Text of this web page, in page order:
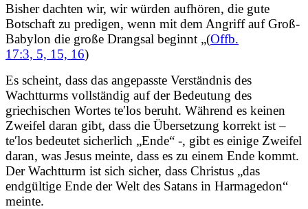
Bisher dachten wir, wir würden aufhören, die gute
Botschaft zu predigen, wenn mit dem Angriff auf Groß-
Babylon die große Drangsal beginnt „(Offb.
17:3, 5, 15, 16)
Es scheint, dass das angepasste Verständnis des
Wachtturms vollständig auf der Bedeutung des
griechischen Wortes teʹlos beruht. Während es keinen
Zweifel daran gibt, dass die Übersetzung korrekt ist –
teʹlos bedeutet sicherlich „Ende“ -, gibt es einige Zweifel
daran, was Jesus meinte, dass es zu einem Ende kommt.
Der Wachtturm ist sich sicher, dass Christus „das
endgültige Ende der Welt des Satans in Harmagedon“
meinte.